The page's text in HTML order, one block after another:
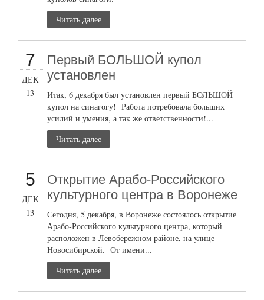
Читать далее
7
ДЕК
13
Первый БОЛЬШОЙ купол
установлен
Итак, 6 декабря был установлен первый БОЛЬШОЙ
купол на синагогу! Работа потребовала больших
усилий и умения, а так же ответственности!...
Читать далее
5
ДЕК
13
Открытие Арабо-Российского
культурного центра в Воронеже
Сегодня, 5 декабря, в Воронеже состоялось открытие
Арабо-Российского культурного центра, который
расположен в Левобережном районе, на улице
Новосибирской. От имени...
Читать далее